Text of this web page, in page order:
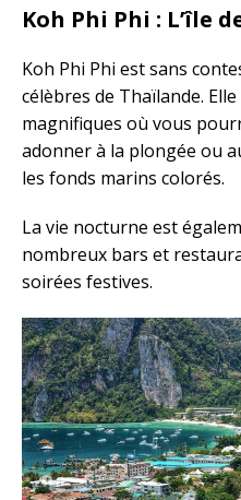
Koh Phi Phi : L’île
Koh Phi Phi est sans
célèbres de Thaïlande.
magnifiques où vous
adonner à la plongée ou
les fonds marins colorés.
La vie nocturne est
nombreux bars et
soirées festives.